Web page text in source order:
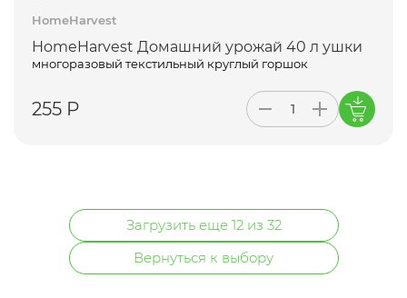
HomeHarvest
HomeHarvest Домашний урожай 40 л ушки
многоразовый текстильный круглый горшок
255 Р
Загрузить еще 12 из 32
Вернуться к выбору